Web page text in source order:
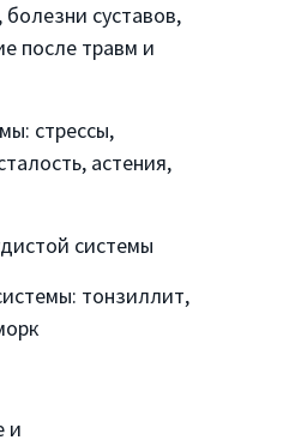
суставов,
после травм и
стрессы,
астения,
системы
тонзиллит,
и